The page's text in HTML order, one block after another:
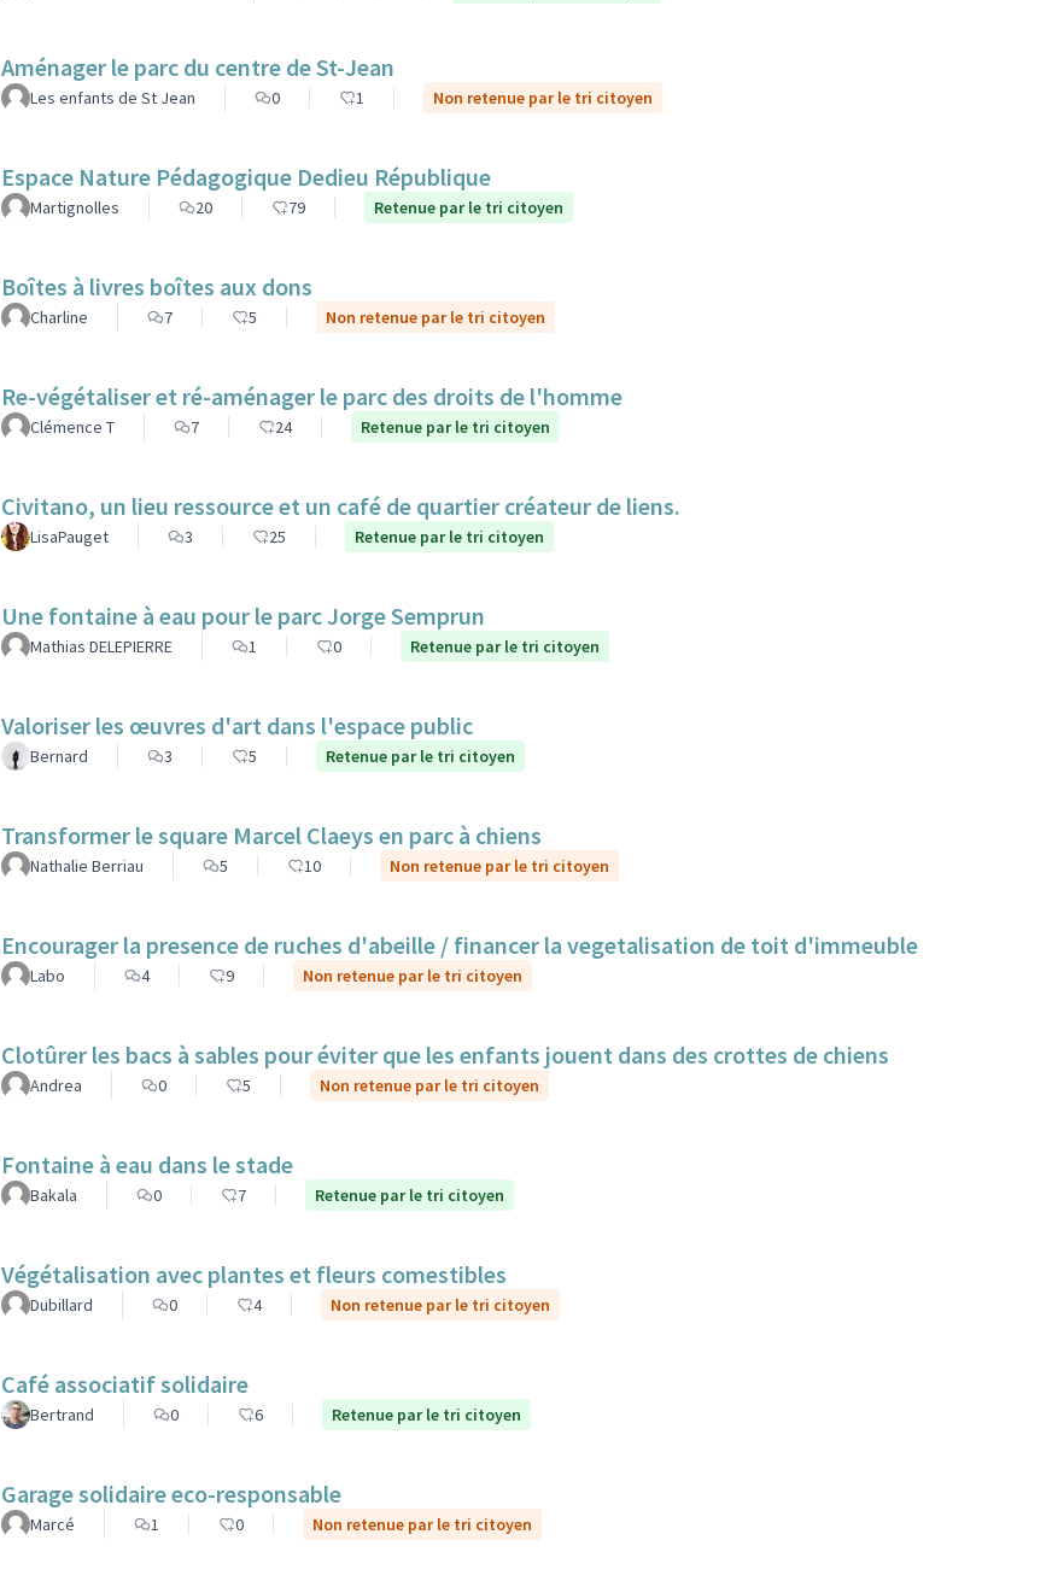
Aménager le parc du centre de St-Jean
Les enfants de St Jean 0 1 Non retenue par le tri citoyen
Espace Nature Pédagogique Dedieu République
Martignolles 20 79 Retenue par le tri citoyen
Boîtes à livres boîtes aux dons
Charline 7 5 Non retenue par le tri citoyen
Re-végétaliser et ré-aménager le parc des droits de l'homme
Clémence T 7 24 Retenue par le tri citoyen
Civitano, un lieu ressource et un café de quartier créateur de liens.
LisaPauget 3 25 Retenue par le tri citoyen
Une fontaine à eau pour le parc Jorge Semprun
Mathias DELEPIERRE 1 0 Retenue par le tri citoyen
Valoriser les œuvres d'art dans l'espace public
Bernard 3 5 Retenue par le tri citoyen
Transformer le square Marcel Claeys en parc à chiens
Nathalie Berriau 5 10 Non retenue par le tri citoyen
Encourager la presence de ruches d'abeille / financer la vegetalisation de toit d'immeuble
Labo 4 9 Non retenue par le tri citoyen
Clotûrer les bacs à sables pour éviter que les enfants jouent dans des crottes de chiens
Andrea 0 5 Non retenue par le tri citoyen
Fontaine à eau dans le stade
Bakala 0 7 Retenue par le tri citoyen
Végétalisation avec plantes et fleurs comestibles
Dubillard 0 4 Non retenue par le tri citoyen
Café associatif solidaire
Bertrand 0 6 Retenue par le tri citoyen
Garage solidaire eco-responsable
Marcé 1 0 Non retenue par le tri citoyen